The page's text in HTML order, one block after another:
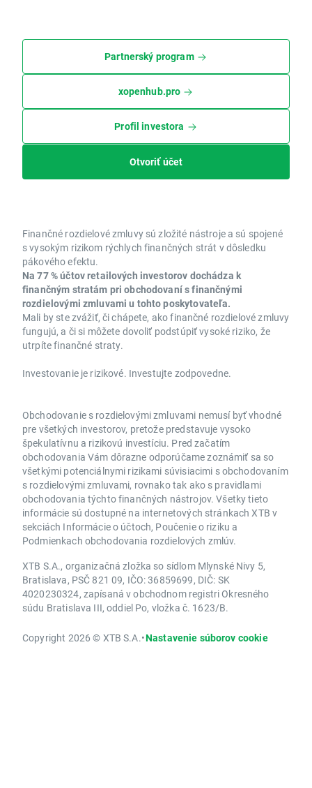
Partnerský program
xopenhub.pro
Profil investora
Otvoriť účet
Finančné rozdielové zmluvy sú zložité nástroje a sú spojené
s vysokým rizikom rýchlych finančných strát v dôsledku
pákového efektu.
Na 77 % účtov retailových investorov dochádza k
finančným stratám pri obchodovaní s finančnými
rozdielovými zmluvami u tohto poskytovateľa.
Mali by ste zvážiť, či chápete, ako finančné rozdielové zmluvy
fungujú, a či si môžete dovoliť podstúpiť vysoké riziko, že
utrpíte finančné straty.
Investovanie je rizikové. Investujte zodpovedne.
Obchodovanie s rozdielovými zmluvami nemusí byť vhodné
pre všetkých investorov, pretože predstavuje vysoko
špekulatívnu a rizikovú investíciu. Pred začatím
obchodovania Vám dôrazne odporúčame zoznámiť sa so
všetkými potenciálnymi rizikami súvisiacimi s obchodovaním
s rozdielovými zmluvami, rovnako tak ako s pravidlami
obchodovania týchto finančných nástrojov. Všetky tieto
informácie sú dostupné na internetových stránkach XTB v
sekciách Informácie o účtoch, Poučenie o riziku a
Podmienkach obchodovania rozdielových zmlúv.
XTB S.A., organizačná zložka so sídlom Mlynské Nivy 5,
Bratislava, PSČ 821 09, IČO: 36859699, DIČ: SK
4020230324, zapísaná v obchodnom registri Okresného
súdu Bratislava III, oddiel Po, vložka č. 1623/B.
Copyright 2026 © XTB S.A.•Nastavenie súborov cookie